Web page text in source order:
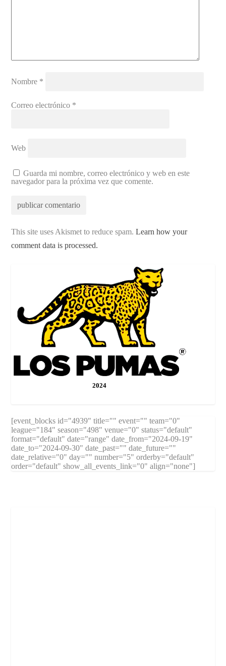
Nombre *
Correo electrónico *
Web
Guarda mi nombre, correo electrónico y web en este
navegador para la próxima vez que comente.
This site uses Akismet to reduce spam.Learn how your
comment data is processed.
2024
[event_blocks id="4939" title="" event="" team="0"
league="184" season="498" venue="0" status="default"
format="default" date="range" date_from="2024-09-19"
date_to="2024-09-30" date_past="" date_future=""
date_relative="0" day="" number="5" orderby="default"
order="default" show_all_events_link="0" align="none"]